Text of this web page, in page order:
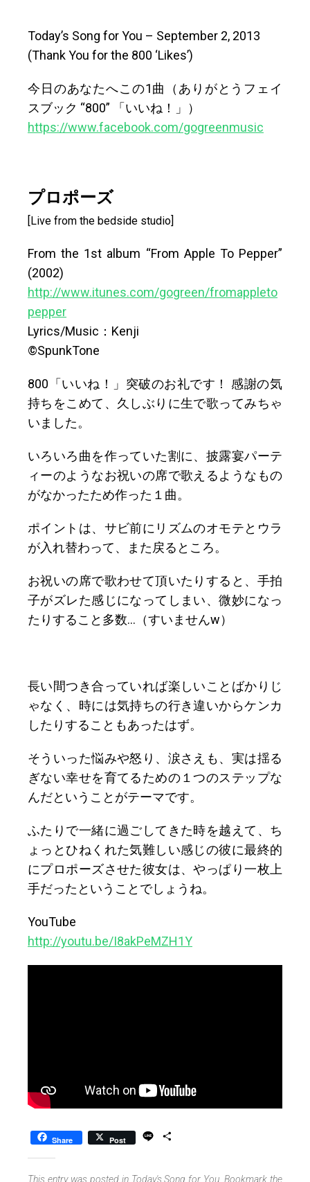
Today’s Song for You – September 2, 2013
(Thank You for the 800 ‘Likes’)
今日のあなたへこの1曲（ありがとうフェイ
スブック “800” 「いいね！」）
https://www.facebook.com/gogreenmusic
プロポーズ
[Live from the bedside studio]
From the 1st album “From Apple To Pepper”
(2002)
http://www.itunes.com/gogreen/fromappleto
pepper
Lyrics/Music：Kenji
©SpunkTone
800「いいね！」突破のお礼です！ 感謝の気
持ちをこめて、久しぶりに生で歌ってみちゃ
いました。
いろいろ曲を作っていた割に、披露宴パーテ
ィーのようなお祝いの席で歌えるようなもの
がなかったため作った１曲。
ポイントは、サビ前にリズムのオモテとウラ
が入れ替わって、また戻るところ。
お祝いの席で歌わせて頂いたりすると、手拍
子がズレた感じになってしまい、微妙になっ
たりすること多数…（すいませんw）
長い間つき合っていれば楽しいことばかりじ
ゃなく、時には気持ちの行き違いからケンカ
したりすることもあったはず。
そういった悩みや怒り、涙さえも、実は揺る
ぎない幸せを育てるための１つのステップな
んだということがテーマです。
ふたりで一緒に過ごしてきた時を越えて、ち
ょっとひねくれた気難しい感じの彼に最終的
にプロポーズさせた彼女は、やっぱり一枚上
手だったということでしょうね。
YouTube
http://youtu.be/I8akPeMZH1Y
Share Post
e
r
This entry was posted in Today's Song for You . Bookmark the